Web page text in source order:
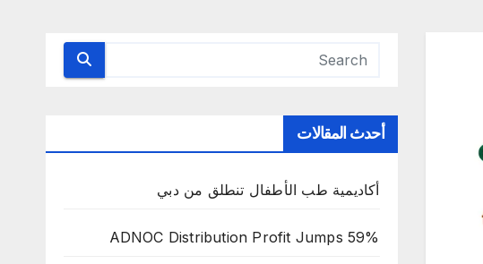
أحدث المقالات
أكاديمية طب الأطفال تنطلق من دبي
ADNOC Distribution Profit Jumps 59%